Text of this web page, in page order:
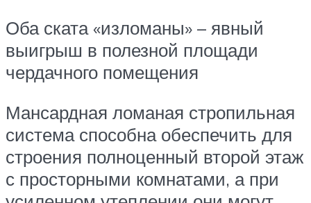
Оба ската «изломаны» – явный
выигрыш в полезной площади
чердачного помещения
Мансардная ломаная стропильная
система способна обеспечить для
строения полноценный второй этаж
с просторными комнатами, а при